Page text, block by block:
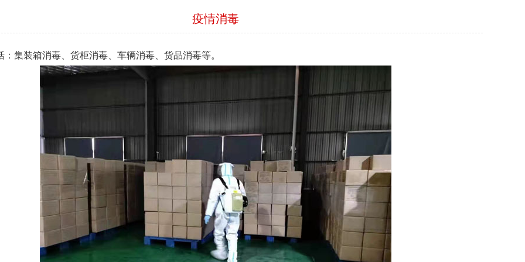
疫情消毒
：集装箱消毒、货柜消毒、车辆消毒、货品消毒等。